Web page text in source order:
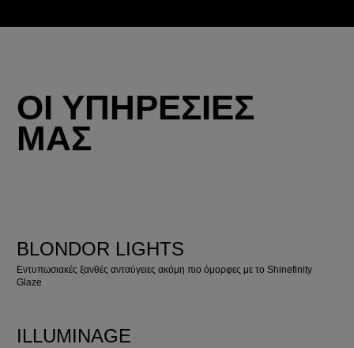
ΟΙ ΥΠΗΡΕΣΙΕΣ
ΜΑΣ
BLONDOR LIGHTS
Εντυπωσιακές ξανθές ανταύγειες ακόμη πιο όμορφες με το Shinefinity
Glaze
ILLUMINAGE